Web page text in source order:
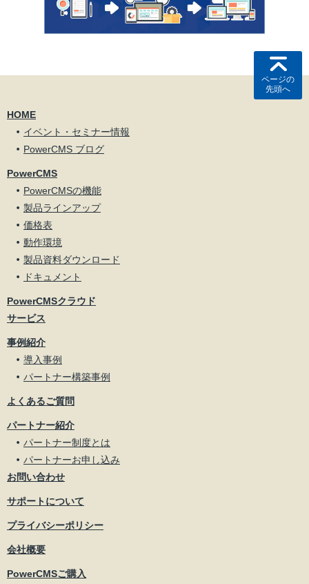
ページの
先頭へ
HOME
イベント・セミナー情報
PowerCMS ブログ
PowerCMS
PowerCMSの機能
製品ラインアップ
価格表
動作環境
製品資料ダウンロード
ドキュメント
PowerCMSクラウド
サービス
事例紹介
導入事例
パートナー構築事例
よくあるご質問
パートナー紹介
パートナー制度とは
パートナーお申し込み
お問い合わせ
サポートについて
プライバシーポリシー
会社概要
PowerCMSご購入